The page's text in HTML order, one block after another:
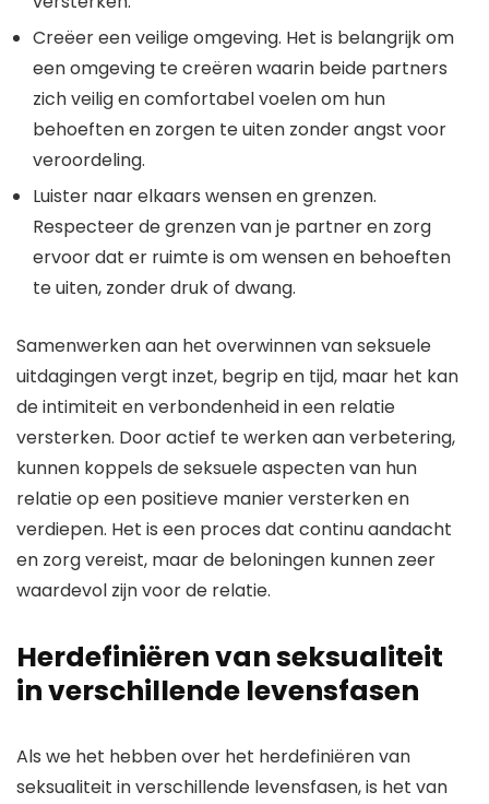
Creëer een veilige omgeving. Het is belangrijk om
een omgeving te creëren waarin beide partners
zich veilig en comfortabel voelen om hun
behoeften en zorgen te uiten zonder angst voor
veroordeling.
Luister naar elkaars wensen en grenzen.
Respecteer de grenzen van je partner en zorg
ervoor dat er ruimte is om wensen en behoeften
te uiten, zonder druk of dwang.
Samenwerken aan het overwinnen van seksuele
uitdagingen vergt inzet, begrip en tijd, maar het kan
de intimiteit en verbondenheid in een relatie
versterken. Door actief te werken aan verbetering,
kunnen koppels de seksuele aspecten van hun
relatie op een positieve manier versterken en
verdiepen. Het is een proces dat continu aandacht
en zorg vereist, maar de beloningen kunnen zeer
waardevol zijn voor de relatie.
Herdefiniëren van seksualiteit
in verschillende levensfasen
Als we het hebben over het herdefiniëren van
seksualiteit in verschillende levensfasen, is het van